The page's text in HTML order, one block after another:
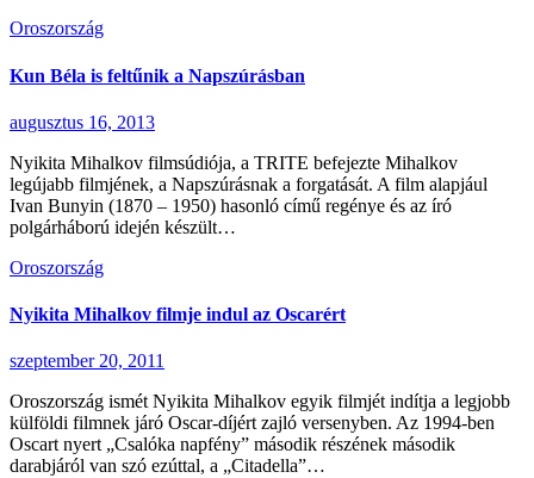
Oroszország
Kun Béla is feltűnik a Napszúrásban
augusztus 16, 2013
Nyikita Mihalkov filmsúdiója, a TRITE befejezte Mihalkov
legújabb filmjének, a Napszúrásnak a forgatását. A film alapjául
Ivan Bunyin (1870 – 1950) hasonló című regénye és az író
polgárháború idején készült…
Oroszország
Nyikita Mihalkov filmje indul az Oscarért
szeptember 20, 2011
Oroszország ismét Nyikita Mihalkov egyik filmjét indítja a legjobb
külföldi filmnek járó Oscar-díjért zajló versenyben. Az 1994-ben
Oscart nyert „Csalóka napfény” második részének második
darabjáról van szó ezúttal, a „Citadella”…